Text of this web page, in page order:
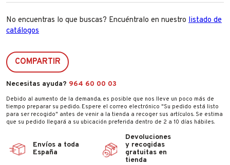
No encuentras lo que buscas? Encuéntralo en nuestro listado de
catálogos
COMPARTIR
Necesitas ayuda? 964 60 00 03
Debido al aumento de la demanda, es posible que nos lleve un poco más de
tiempo preparar su pedido. Espere el correo electrónico "Su pedido está listo
para ser recogido" antes de venir a la tienda a recoger sus artículos. Se estima
que su pedido llegará a su ubicación preferida dentro de 2 a 10 días hábiles.
Envíos a toda
España
Devoluciones
y recogidas
gratuitas en
tienda